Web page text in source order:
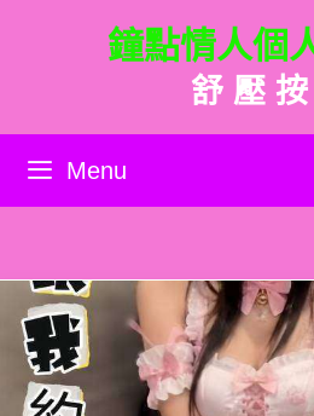
內
鐘點情人個
舒 壓
Menu